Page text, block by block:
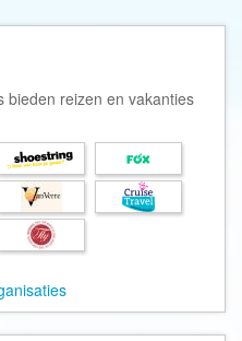
bieden reizen en vakanties